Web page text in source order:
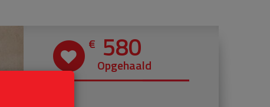
€ 580
Opgehaald